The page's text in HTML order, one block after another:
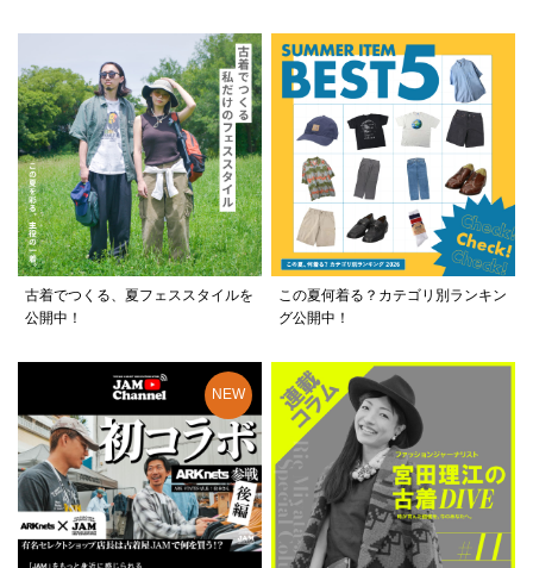
古着でつくる、夏フェススタイルを
公開中！
この夏何着る？カテゴリ別ランキン
グ公開中！